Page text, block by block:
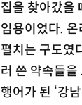
집을 찾아갔을
임용이었다.
펼치는 구도였
러 쓴 약속들
행어가 된 ‘강